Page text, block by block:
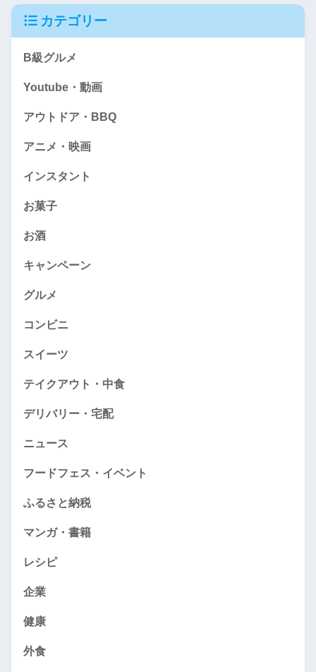
カテゴリー
B級グルメ
Youtube・動画
アウトドア・BBQ
アニメ・映画
インスタント
お菓子
お酒
キャンペーン
グルメ
コンビニ
スイーツ
テイクアウト・中食
デリバリー・宅配
ニュース
フードフェス・イベント
ふるさと納税
マンガ・書籍
レシピ
企業
健康
外食